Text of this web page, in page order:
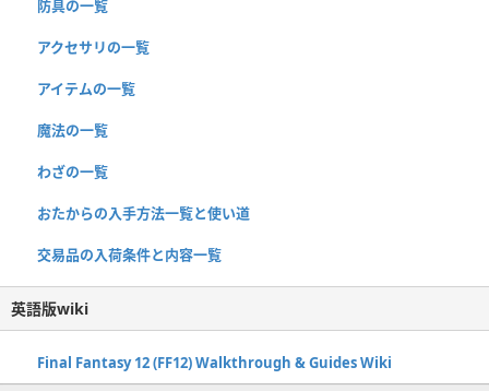
防具の一覧
アクセサリの一覧
アイテムの一覧
魔法の一覧
わざの一覧
おたからの入手方法一覧と使い道
交易品の入荷条件と内容一覧
英語版wiki
Final Fantasy 12 (FF12) Walkthrough & Guides Wiki